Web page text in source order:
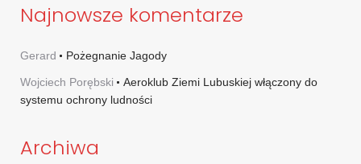
Najnowsze komentarze
Gerard Pożegnanie Jagody
Wojciech Porębski
Aeroklub Ziemi Lubuskiej włączony do
systemu ochrony ludności
Archiwa